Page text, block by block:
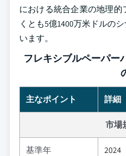
における統合企業の地理
くとも5億1400万米ドルの
います。
フレキシブルペーパー
主なポイント 詳細
市場
基準年 2024